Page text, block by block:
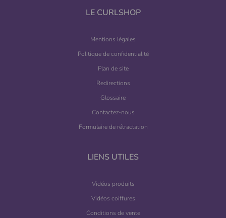
LE CURLSHOP
Mentions légales
Politique de confidentialité
Plan de site
Redirections
Glossaire
Contactez-nous
Formulaire de rétractation
LIENS UTILES
Vidéos produits
Vidéos coiffures
Conditions de vente